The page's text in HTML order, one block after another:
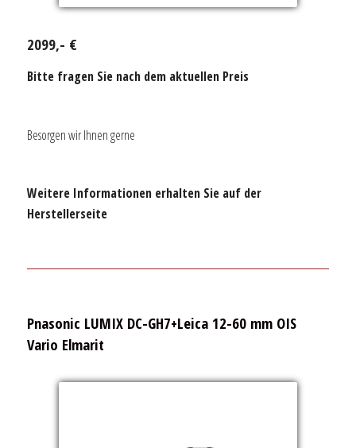
2099,- €
Bitte fragen Sie nach dem aktuellen Preis
Besorgen wir Ihnen gerne
Weitere Informationen erhalten Sie auf der
Herstellerseite
Pnasonic LUMIX DC-GH7+Leica 12-60 mm OIS
Vario Elmarit